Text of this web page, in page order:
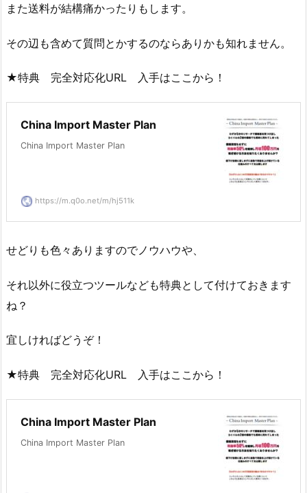
また送料が結構痛かったりもします。
その辺も含めて質問とかするのならありかも知れません。
★特典 完全対応化URL 入手はここから！
China Import Master Plan
China Import Master Plan
https://m.q0o.net/m/hj511k
せどりも色々ありますのでノウハウや、
それ以外に役立つツールなども特典として付けておきます
ね？
宜しければどうぞ！
★特典 完全対応化URL 入手はここから！
China Import Master Plan
China Import Master Plan